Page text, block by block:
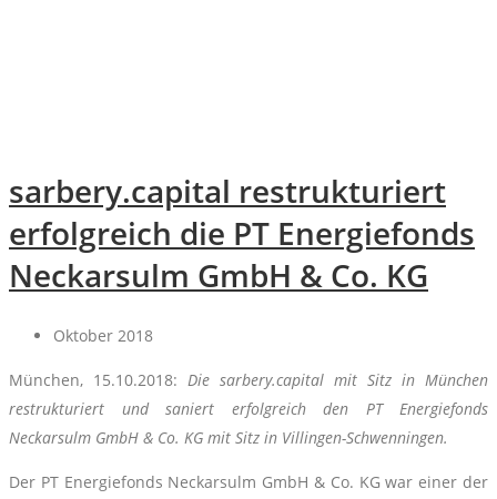
sarbery.capital restrukturiert
erfolgreich die PT Energiefonds
Neckarsulm GmbH & Co. KG
Oktober 2018
München, 15.10.2018: Die sarbery.capital mit Sitz in München
restrukturiert und saniert erfolgreich den PT Energiefonds
Neckarsulm GmbH & Co. KG mit Sitz in Villingen-Schwenningen.
Der PT Energiefonds Neckarsulm GmbH & Co. KG war einer der